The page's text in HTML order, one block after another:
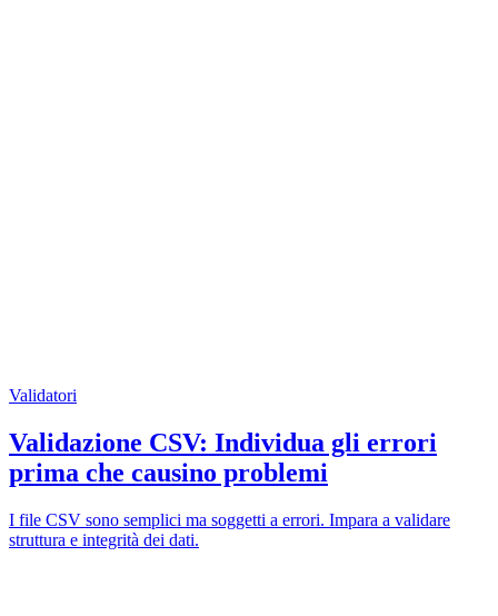
Validatori
Validazione CSV: Individua gli errori
prima che causino problemi
I file CSV sono semplici ma soggetti a errori. Impara a validare
struttura e integrità dei dati.